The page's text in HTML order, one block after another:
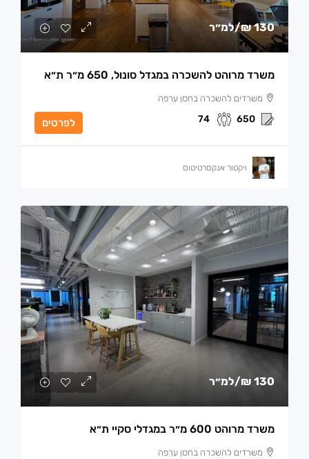
130 ₪ /למ״ר
משרד מרוהט להשכרה במגדל סונול, 650 מ״ר ת״א
משרדים להשכרה בחסן ערפה
650
74 לפרטים
ויקטור אנקסרטיטוס
130 ₪ /למ״ר
משרד מרוהט 600 מ״ר במגדלי סקיי ת״א
משרדים להשכרה בחסן ערפה